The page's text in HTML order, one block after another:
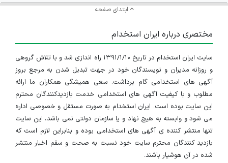
ابتدای صفحه
مختصری درباره ایران استخدام
سایت ایران استخدام در تاریخ ۱۳۹۱/۱/۱۰ راه اندازی شد و با تلاش گروهی
و روزانه مدیران و نویسندگان خود در جهت تبدیل شدن به مرجع بروز
آگهی های استخدامی گام برداشت. سعی همیشگی همکاران ما ارائه
مطلوب و با کیفیت آگهی های استخدامی خدمت بازدیدکنندگان محترم
این سایت بوده است. ایران استخدام به صورت مستقل و خصوصی اداره
می شود و وابسته به هیچ نهاد و یا سازمان دولتی نمی باشد، این سایت
تنها منتشر کننده ی آگهی های استخدامی بوده و بنابراین لازم است که
بازدید کنندگان محترم سایت خود نسبت به صحت و سقم اخبار منتشر
شده در آن هوشیار باشند.